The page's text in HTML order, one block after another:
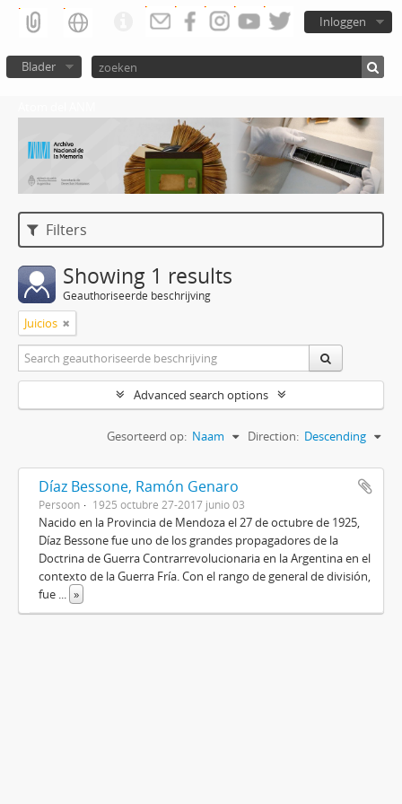
Inloggen
Blader
Filters
Showing 1 results
Geauthoriseerde beschrijving
Juicios
Advanced search options
Gesorteerd op: Naam Direction: Descending
Díaz Bessone, Ramón Genaro
Persoon 1925 octubre 27-2017 junio 03
Nacido en la Provincia de Mendoza el 27 de octubre de 1925,
Díaz Bessone fue uno de los grandes propagadores de la
Doctrina de Guerra Contrarrevolucionaria en la Argentina en el
contexto de la Guerra Fría. Con el rango de general de división,
fue ... »